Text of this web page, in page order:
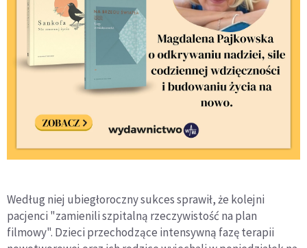
Według niej ubiegłoroczny sukces sprawił, że kolejni
pacjenci "zamienili szpitalną rzeczywistość na plan
filmowy". Dzieci przechodzące intensywną fazę terapii